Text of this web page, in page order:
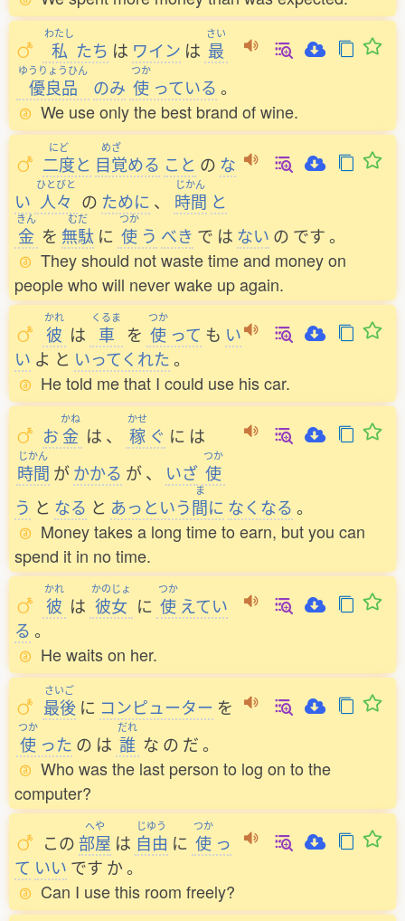
わたし
私 たち は ワイン は
さい
最
ゆうりょうひん
優良品 のみ
つか
使 っている 。
We use only the best brand of wine.
にど
二度と
めざ
目覚める こと の な
い
ひとびと
人々 の ために 、
じかん
時間 と
きん
金 を
むだ
無駄 に
つか
使 う べき で は ない の です。
They should not waste time and money on
people who will never wake up again.
かれ
彼 は
くるま
車 を
つか
使 って も い
い よ と いってくれた。
He told me that I could use his car.
お
かね
金 は 、
かせ
稼 ぐ に は
じかん
時間 がかかる が、 いざ
つか
使
う と なる と あっという
ま
間に なくなる 。
Money takes a long time to earn, but you can
spend it in no time.
かれ
彼 は
かのじょ
彼女 に
つか
使 えてい
る 。
He waits on her.
さいご
最後 に コンピューター を
つか
使 った の は
だれ
誰 な の だ。
Who was the last person to log on to the
computer?
この
へや
部屋 は
じゆう
自由 に
つか
使 っ
て いい です か。
Can I use this room freely?